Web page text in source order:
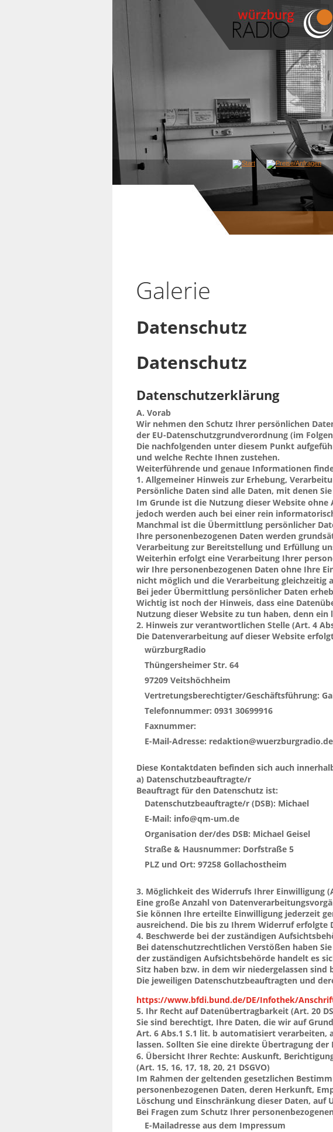
Galerie
Datenschutz
Datenschutz
Datenschutzerklärung
A. Vorab
Wir nehmen den Schutz Ihrer persönlichen
der EU-Datenschutzgrundverordnung (im
Die nachfolgenden unter diesem Punkt
und welche Rechte Ihnen zustehen.
Weiterführende und genaue Informationen
Datenschutzerklärung.
1. Allgemeiner Hinweis zur Erhebung,
Persönliche Daten sind alle Daten, mit denen
sind.
Im Grunde ist die Nutzung dieser Website ohne
jedoch werden auch bei einer rein
übermittelt.
Manchmal ist die Übermittlung persönlicher
Kontaktformular.
Ihre personenbezogenen Daten werden
Verarbeitung zur Bereitstellung und Erfüllung
Weiterhin erfolgt eine Verarbeitung Ihrer
wir Ihre personenbezogenen Daten ohne Ihre
nicht möglich und die Verarbeitung
Bei jeder Übermittlung persönlicher Daten
DSGVO.
Wichtig ist noch der Hinweis, dass eine
Nutzung dieser Website zu tun haben, denn
2. Hinweis zur verantwortlichen Stelle (Art. 4
Die Datenverarbeitung auf dieser Website
Betreiber:
würzburgRadio
Thüngersheimer Str. 64
97209 Veitshöchheim
Vertretungsberechtigter/Geschäftsführung:
Würzburg
Telefonnummer: 0931 30699916
Faxnummer:
E-Mail-Adresse: redaktion@wuerzburgradio.de
Diese Kontaktdaten befinden sich auch
Link:
a) Datenschutzbeauftragte/r
Beauftragt für den Datenschutz ist:
Datenschutzbeauftragte/r (DSB): Michael
Geisel
E-Mail: info@qm-um.de
Organisation der/des DSB: Michael Geisel
Straße & Hausnummer: Dorfstraße 5
PLZ und Ort: 97258 Gollachostheim
3. Möglichkeit des Widerrufs Ihrer Einwilligung
Eine große Anzahl von
DSGVO)
Sie können Ihre erteilte Einwilligung jederzeit
ausreichend. Die bis zu Ihrem Widerruf erfolgte
4. Beschwerde bei der zuständigen
Bei datenschutzrechtlichen Verstößen haben
der zuständigen Aufsichtsbehörde handelt es
Sitz haben bzw. in dem wir niedergelassen sind
Die jeweiligen Datenschutzbeauftragten und
https://www.bfdi.bund.de/DE/Infothek/
html
5. Ihr Recht auf Datenübertragbarkeit (Art. 20
Sie sind berechtigt, Ihre Daten, die wir auf
Art. 6 Abs.1 S.1 lit. b automatisiert verarbeiten,
lassen. Sollten Sie eine direkte Übertragung
technischen Machbarkeit.
6. Übersicht Ihrer Rechte: Auskunft,
(Art. 15, 16, 17, 18, 20, 21 DSGVO)
Im Rahmen der geltenden gesetzlichen
personenbezogenen Daten, deren Herkunft,
Löschung und Einschränkung dieser Daten,
Bei Fragen zum Schutz Ihrer
wenden:
E-Mailadresse aus dem Impressum